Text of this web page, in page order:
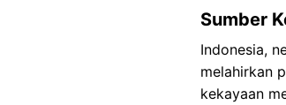
Sumber
Indonesia,
melahirkan
kekayaan